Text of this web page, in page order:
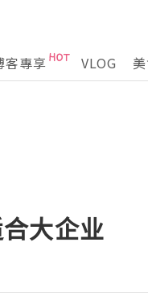
客專享 VLOG
大企业